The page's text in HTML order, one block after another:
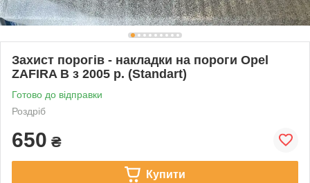
Захист порогів - накладки на пороги Opel
ZAFIRA B з 2005 р. (Standart)
Готово до відправки
Роздріб
650 ₴
Купити